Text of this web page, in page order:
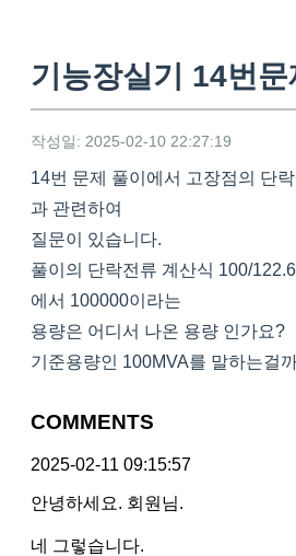
기능장실기 14번
작성일: 2025-02-10 22:27:19
14번 문제 풀이에서 고장점의 단
과 관련하여
질문이 있습니다.
풀이의 단락전류 계산식 100/
에서 100000이라는
용량은 어디서 나온 용량 인가요?
기준용량인 100MVA를 말하는걸
COMMENTS
2025-02-11 09:15:57
안녕하세요. 회원님.
네 그렇습니다.